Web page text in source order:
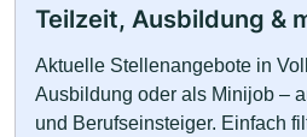
Teilzeit, Ausbildung &
Aktuelle Stellenangebote in
Ausbildung oder als Minijob –
und Berufseinsteiger. Einfach